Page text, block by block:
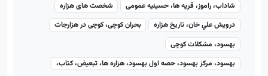
شاداب، راموز، قریه ها، حسینیه عمومی
شخصت های هزاره
درويش علي خان، تاریخ هزاره
بحران کوچی، کوچی در هزارجات
بهسود، مشکلات کوچی
بهسود، مرکز بهسود، حصه اول بهسود، هزاره ها، تبعیض، کتاب،